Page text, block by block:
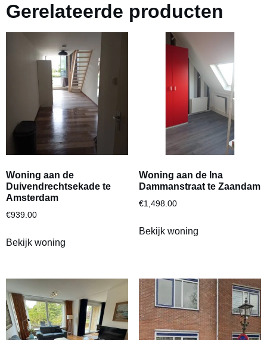
Gerelateerde producten
Woning aan de
Duivendrechtsekade te
Amsterdam
€939.00
Bekijk woning
Woning aan de Ina
Dammanstraat te Zaandam
€1,498.00
Bekijk woning